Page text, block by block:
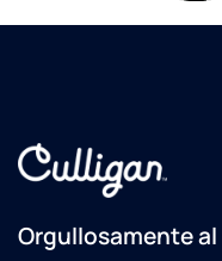
Orgullosamente